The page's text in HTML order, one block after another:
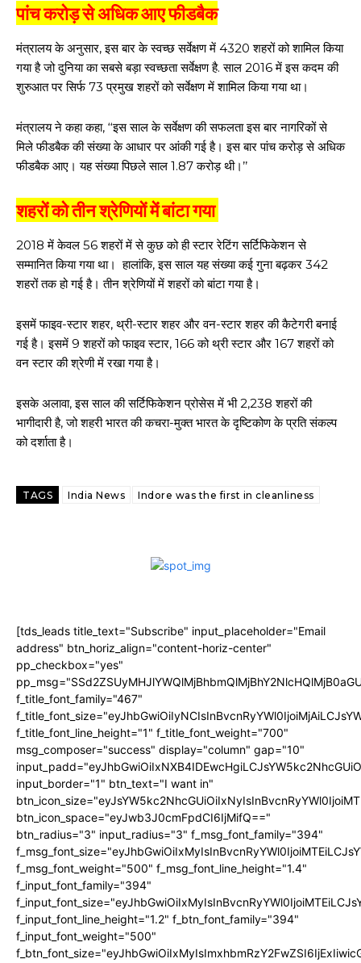
पांच करोड़ से अधिक आए फीडबैक
मंत्रालय के अनुसार, इस बार के स्वच्छ सर्वेक्षण में 4320 शहरों को शामिल किया
गया है जो दुनिया का सबसे बड़ा स्वच्छता सर्वेक्षण है. साल 2016 में इस कदम की
शुरुआत पर सिर्फ 73 प्रमुख शहरों को सर्वेक्षण में शामिल किया गया था।
मंत्रालय ने कहा कहा, ‘‘इस साल के सर्वेक्षण की सफलता इस बार नागरिकों से
मिले फीडबैक की संख्या के आधार पर आंकी गई है। इस बार पांच करोड़ से अधिक
फीडबैक आए। यह संख्या पिछले साल 1.87 करोड़ थी।’’
शहरों को तीन श्रेणियों में बांटा गया
2018 में केवल 56 शहरों में से कुछ को ही स्टार रेटिंग सर्टिफिकेशन से
सम्मानित किया गया था। हालांकि, इस साल यह संख्या कई गुना बढ़कर 342
शहरों तक हो गई है। तीन श्रेणियों में शहरों को बांटा गया है।
इसमें फाइव-स्टार शहर, थ्री-स्टार शहर और वन-स्टार शहर की कैटेगरी बनाई
गई है। इसमें 9 शहरों को फाइव स्टार, 166 को थ्री स्टार और 167 शहरों को
वन स्टार की श्रेणी में रखा गया है।
इसके अलावा, इस साल की सर्टिफिकेशन प्रोसेस में भी 2,238 शहरों की
भागीदारी है, जो शहरी भारत की कचरा-मुक्त भारत के दृष्टिकोण के प्रति संकल्प
को दर्शाता है।
TAGS India News Indore was the first in cleanliness
[tds_leads title_text="Subscribe" input_placeholder="Email
address" btn_horiz_align="content-horiz-center"
pp_checkbox="yes"
f_title_font_family="467"
f_title_font_line_height="1" f_title_font_weight="700"
msg_composer="success" display="column" gap="10"
input_border="1" btn_text="I want in"
btn_icon_space="eyJwb3J0cmFpdCI6IjMifQ=="
btn_radius="3" input_radius="3" f_msg_font_family="394"
f_msg_font_weight="500" f_msg_font_line_height="1.4"
f_input_font_family="394"
f_input_font_line_height="1.2" f_btn_font_family="394"
f_input_font_weight="500"